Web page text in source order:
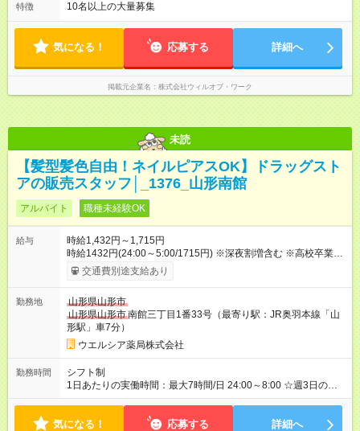
特徴 10名以上の大量募集
気になる！ 応募する 詳細へ
掲載元企業名 株式会社ウィルオブ・ワーク
未読
【髪型髪色自由！ネイルピアスOK】ドラッグスト
アの販売スタッフ│_1376_山形南館
アルバイト 職種未経験OK
給与
時給1,432円～1,715円
時給1432円(24:00～5:00/1715円) ※深夜割増含む ※高校卒業以
上 昇格に応じて＋20～200円昇給あり （大学生は＋20円まで）
※高校生は対象外 試用期間あり：入社日から3ヶ月間／本採用と
さ：3ヶ月 雇用形態、給与は本採用時と同じです。
交通費別途支給あり
勤務地
山形県山形市
山形県山形市南館三丁目1番33号（最寄り駅：JR奥羽本線「山
形駅」車7分）
ウエルシア薬局株式会社
勤務時間
シフト制
1日あたりの実働時間：最大7時間/日 24:00～8:00 ☆週3日の勤
務
気になる！ 応募する 詳細へ